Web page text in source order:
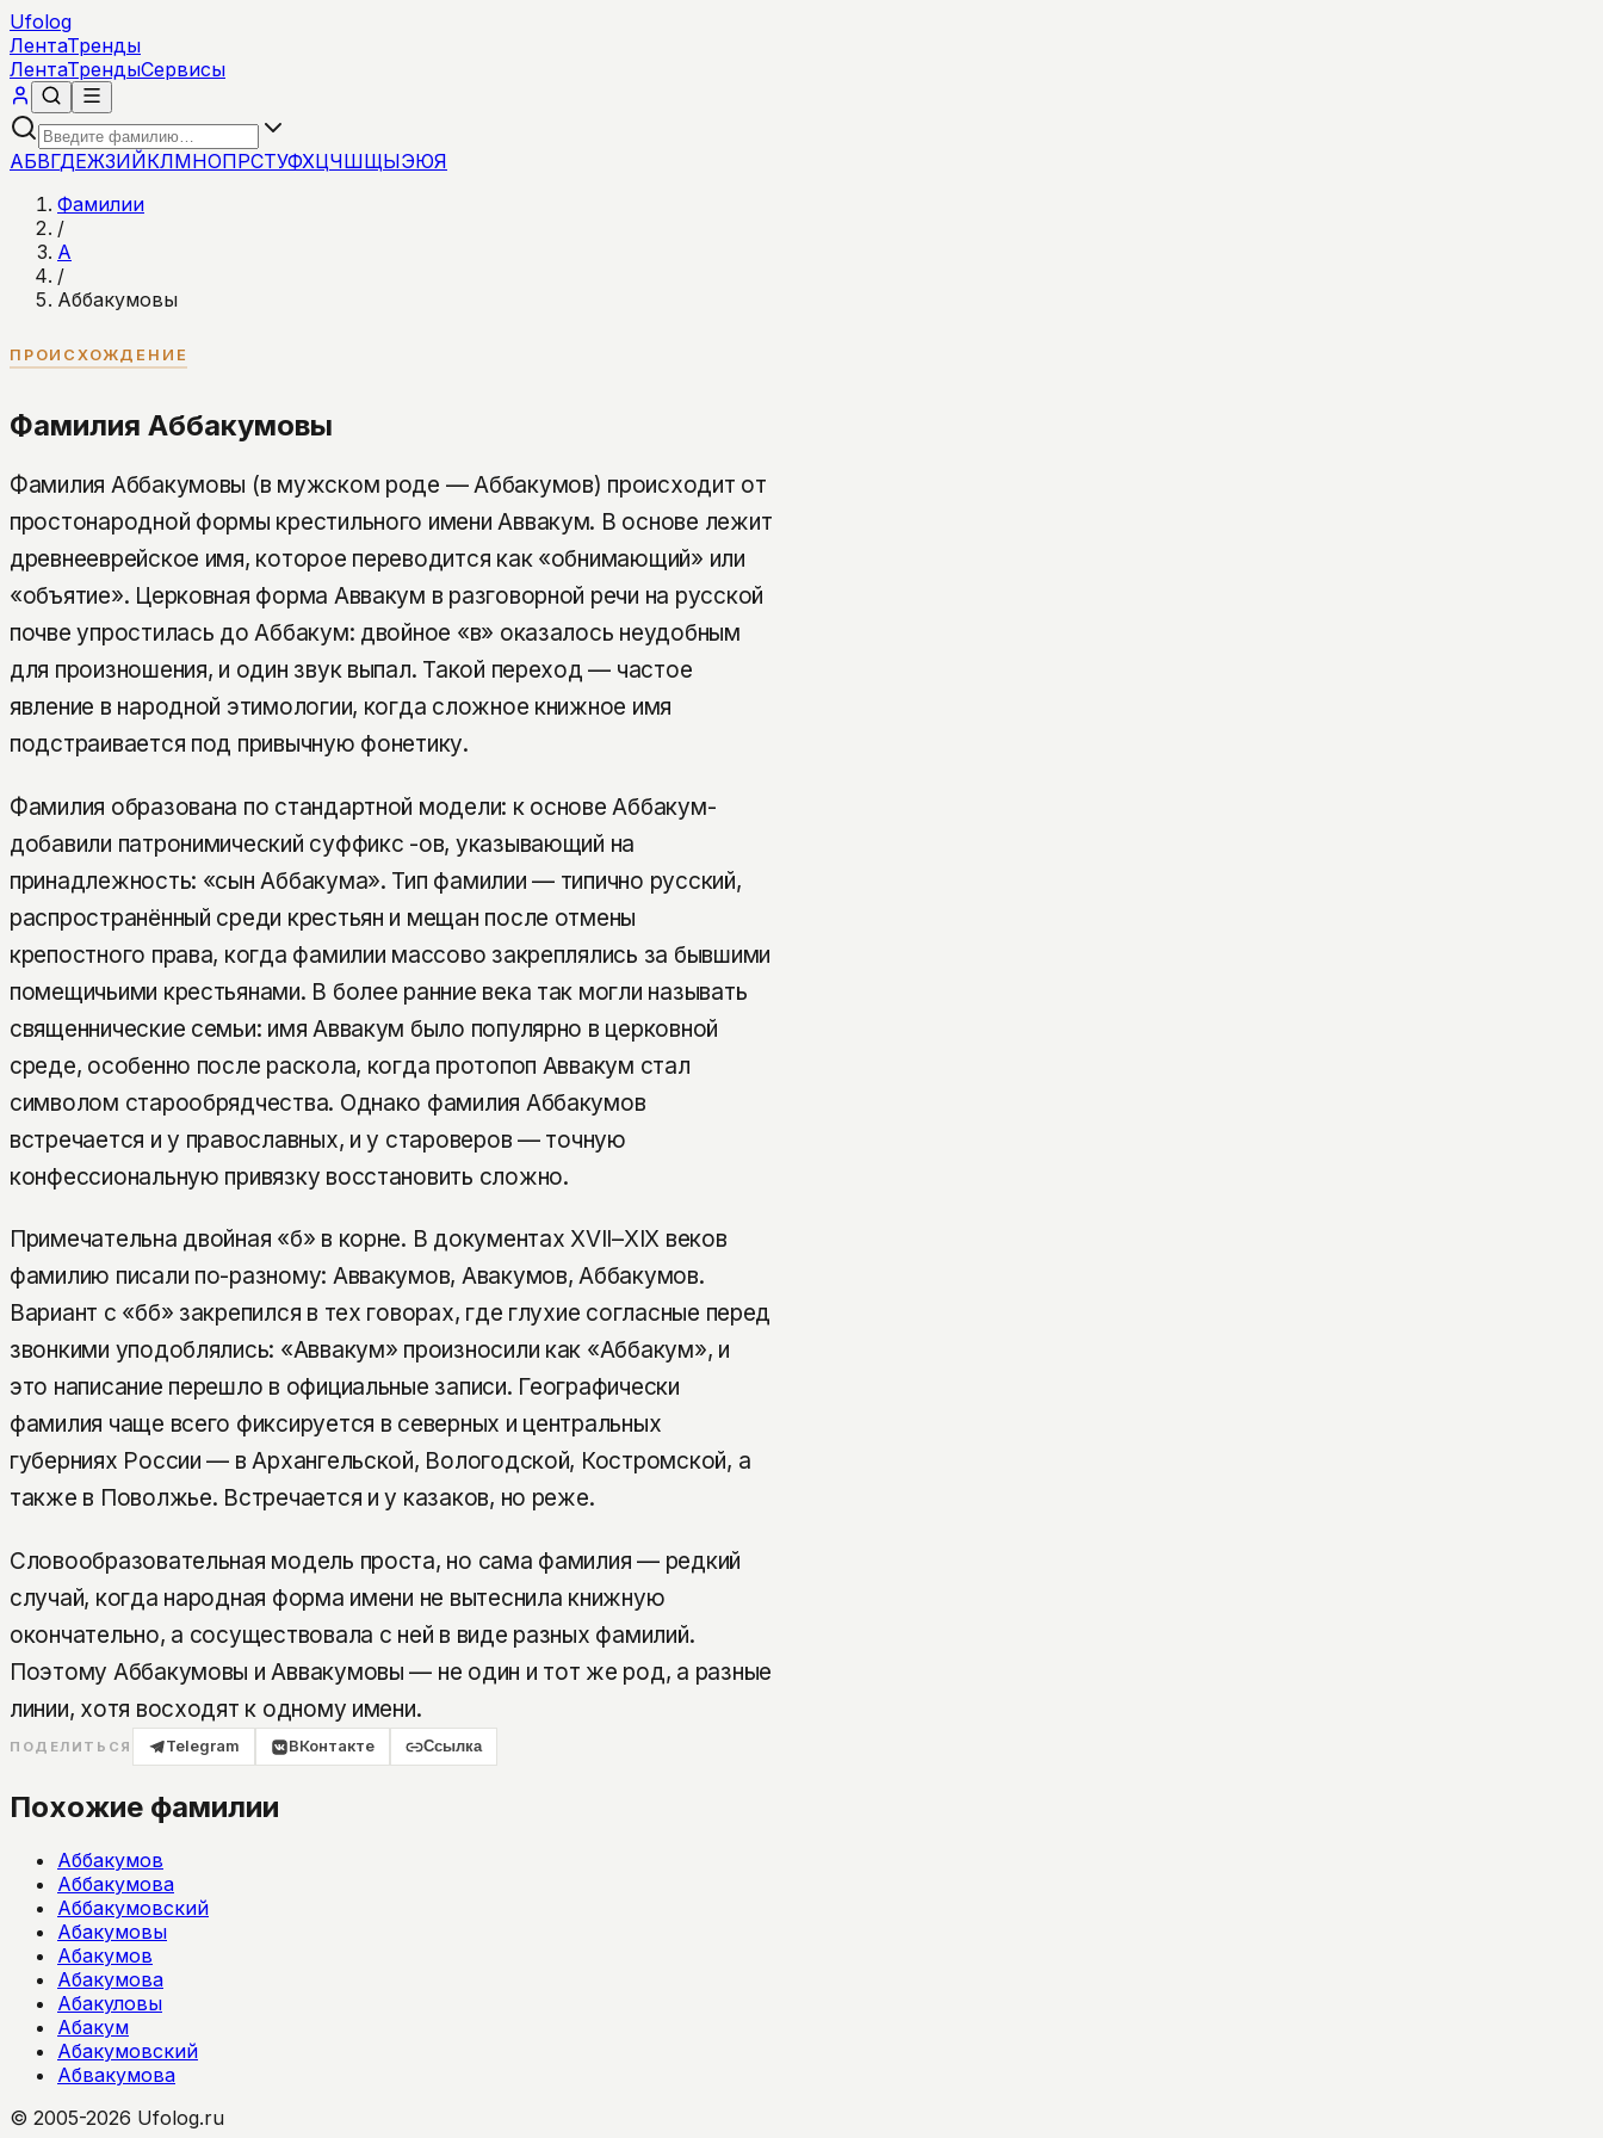
Ufolog
ЛентаТренды
ЛентаТрендыСервисы
АБВГДЕЖЗИЙКЛМНОПРСТУФХЦЧШЩЫЭЮЯ
Фамилии
/
А
/
Аббакумовы
ПРОИСХОЖДЕНИЕ
Фамилия Аббакумовы
Фамилия Аббакумовы (в мужском роде — Аббакумов) происходит от
простонародной формы крестильного имени Аввакум. В основе лежит
древнееврейское имя, которое переводится как «обнимающий» или
«объятие». Церковная форма Аввакум в разговорной речи на русской
почве упростилась до Аббакум: двойное «в» оказалось неудобным
для произношения, и один звук выпал. Такой переход — частое
явление в народной этимологии, когда сложное книжное имя
подстраивается под привычную фонетику.
Фамилия образована по стандартной модели: к основе Аббакум-
добавили патронимический суффикс -ов, указывающий на
принадлежность: «сын Аббакума». Тип фамилии — типично русский,
распространённый среди крестьян и мещан после отмены
крепостного права, когда фамилии массово закреплялись за бывшими
помещичьими крестьянами. В более ранние века так могли называть
священнические семьи: имя Аввакум было популярно в церковной
среде, особенно после раскола, когда протопоп Аввакум стал
символом старообрядчества. Однако фамилия Аббакумов
встречается и у православных, и у староверов — точную
конфессиональную привязку восстановить сложно.
Примечательна двойная «б» в корне. В документах XVII–XIX веков
фамилию писали по-разному: Аввакумов, Авакумов, Аббакумов.
Вариант с «бб» закрепился в тех говорах, где глухие согласные перед
звонкими уподоблялись: «Аввакум» произносили как «Аббакум», и
это написание перешло в официальные записи. Географически
фамилия чаще всего фиксируется в северных и центральных
губерниях России — в Архангельской, Вологодской, Костромской, а
также в Поволжье. Встречается и у казаков, но реже.
Словообразовательная модель проста, но сама фамилия — редкий
случай, когда народная форма имени не вытеснила книжную
окончательно, а сосуществовала с ней в виде разных фамилий.
Поэтому Аббакумовы и Аввакумовы — не один и тот же род, а разные
линии, хотя восходят к одному имени.
ПОДЕЛИТЬСЯ Telegram ВКонтакте Ссылка
Похожие фамилии
Аббакумов
Аббакумова
Аббакумовский
Абакумовы
Абакумов
Абакумова
Абакуловы
Абакум
Абакумовский
Абвакумова
© 2005-2026 Ufolog.ru